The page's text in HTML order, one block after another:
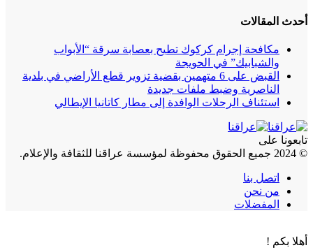
أحدث المقالات
مكافحة إجرام كركوك تطيح بعصابة سرقة “الأبواب
والشبابيك” في الحويجة
القبض على 6 متهمين بقضية تزوير قطع الأراضي في بلدية
الناصرية وضبط ملفات جديدة
استئناف الرحلات الوافدة إلى مطار كاتانيا الإيطالي
تابعونا على
© 2024 جميع الحقوق محفوظة لمؤسسة عراقنا للثقافة والإعلام.
اتصل بنا
من نحن
المفضلات
أهلا بكم !